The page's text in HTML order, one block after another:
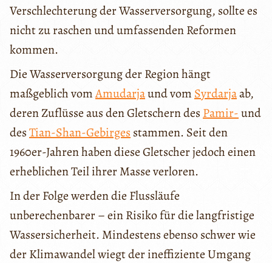
Verschlechterung der Wasserversorgung, sollte es
nicht zu raschen und umfassenden Reformen
kommen.
Die Wasserversorgung der Region hängt
maßgeblich vomAmudarjaund vom Syrdarjaab,
deren Zuflüsse aus den Gletschern des Pamir-und
desTian-Shan-Gebirges stammen. Seit den
1960er-Jahren haben diese Gletscher jedoch einen
erheblichen Teil ihrer Masse verloren.
In der Folge werden die Flussläufe
unberechenbarer – ein Risiko für die langfristige
Wassersicherheit. Mindestens ebenso schwer wie
der Klimawandel wiegt der ineffiziente Umgang